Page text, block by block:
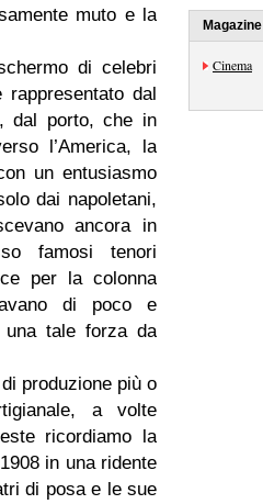
muto e la
di celebri
dal
dal porto, che in
l’America, la
un entusiasmo
dai napoletani,
ancora in
famosi tenori
per la colonna
di poco e
una tale forza da
produzione più o
a volte
ricordiamo la
in una ridente
di posa e le sue
Magazine
Cinema